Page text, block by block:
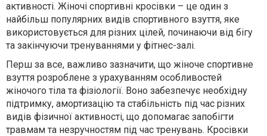
активності. Жіночі спортивні кросівки – це один з
найбільш популярних видів спортивного взуття, яке
використовується для різних цілей, починаючи від бігу
та закінчуючи тренуваннями у фітнес-залі.
Перш за все, важливо зазначити, що жіноче спортивне
взуття розроблене з урахуванням особливостей
жіночого тіла та фізіології. Воно забезпечує необхідну
підтримку, амортизацію та стабільність під час різних
видів фізичної активності, що допомагає запобігти
травмам та незручностям під час тренувань. Кросівки